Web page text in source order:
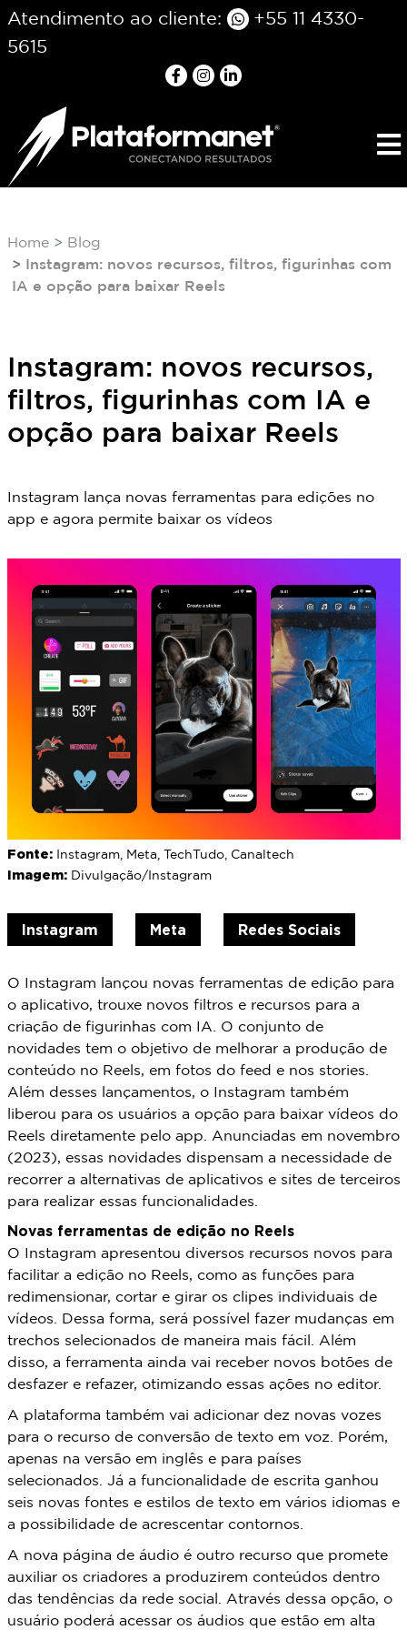
Atendimento ao cliente:
+55 11 4330-
5615
Home
Blog
Instagram: novos recursos, filtros, figurinhas com
IA e opção para baixar Reels
Instagram: novos recursos,
filtros, figurinhas com IA e
opção para baixar Reels
Instagram lança novas ferramentas para edições no
app e agora permite baixar os vídeos
Fonte: Instagram, Meta, TechTudo, Canaltech
Imagem: Divulgação/Instagram
Instagram Meta Redes Sociais
O Instagram lançou novas ferramentas de edição para
o aplicativo, trouxe novos filtros e recursos para a
criação de figurinhas com IA. O conjunto de
novidades tem o objetivo de melhorar a produção de
conteúdo no Reels, em fotos do feed e nos stories.
Além desses lançamentos, o Instagram também
liberou para os usuários a opção para baixar vídeos do
Reels diretamente pelo app. Anunciadas em novembro
(2023), essas novidades dispensam a necessidade de
recorrer a alternativas de aplicativos e sites de terceiros
para realizar essas funcionalidades.
Novas ferramentas de edição no Reels
O Instagram apresentou diversos recursos novos para
facilitar a edição no Reels, como as funções para
redimensionar, cortar e girar os clipes individuais de
vídeos. Dessa forma, será possível fazer mudanças em
trechos selecionados de maneira mais fácil. Além
disso, a ferramenta ainda vai receber novos botões de
desfazer e refazer, otimizando essas ações no editor.
A plataforma também vai adicionar dez novas vozes
para o recurso de conversão de texto em voz. Porém,
apenas na versão em inglês e para países
selecionados. Já a funcionalidade de escrita ganhou
seis novas fontes e estilos de texto em vários idiomas e
a possibilidade de acrescentar contornos.
A nova página de áudio é outro recurso que promete
auxiliar os criadores a produzirem conteúdos dentro
das tendências da rede social. Através dessa opção, o
usuário poderá acessar os áudios que estão em alta